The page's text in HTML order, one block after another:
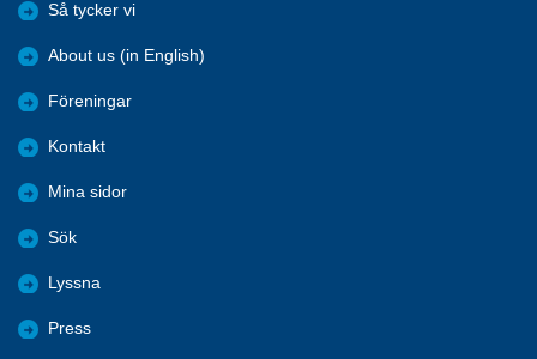
Så tycker vi
About us (in English)
Föreningar
Kontakt
Mina sidor
Sök
Lyssna
Press